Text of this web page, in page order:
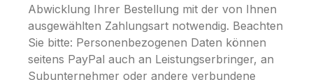
Abwicklung Ihrer Bestellung mit der von Ihnen
ausgewählten Zahlungsart notwendig. Beachten
Sie bitte: Personenbezogenen Daten können
seitens PayPal auch an Leistungserbringer, an
Subunternehmer oder andere verbundene